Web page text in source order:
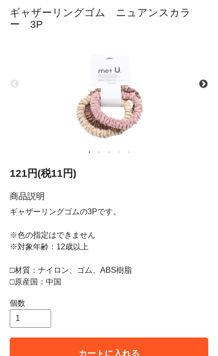
ギャザーリングゴム ニュアンスカラ
ー 3P
121円(税11円)
商品説明
ギャザーリングゴムの3Pです。
※色の指定はできません
※対象年齢：12歳以上
□材質：ナイロン、ゴム、ABS樹脂
□原産国：中国
個数
カートに入れる